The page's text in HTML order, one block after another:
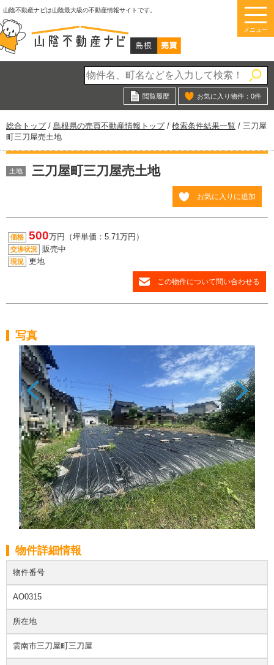
このページの本文へ
山陰不動産ナビは山陰最大級の不動産情報サイトです。
メニュー
閲覧履歴 お気に入り物件： 0件
現
在
の
置：
総合トップ/ 島根県の売買不動産情報トップ/ 検索条件結果一覧 / 三刀屋
町三刀屋売土地
土地 三刀屋町三刀屋売土地
お気に入りに追加
価格 500万円（坪単価：5.71万円）
交渉状況 販売中
現況 更地
この物件について問い合わせる
写真
物件詳細情報
物件番号
AO0315
所在地
雲南市三刀屋町三刀屋